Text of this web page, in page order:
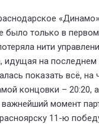
было только в
нити
на
показать всё,
концовки –
важнейший момент
11-ю